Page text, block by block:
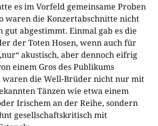
es im Vorfeld gemeinsame Proben
waren die Konzertabschnitte nicht
gut abgestimmt. Einmal gab es die
der Toten Hosen, wenn auch für
akustisch, aber dennoch eifrig
einem Gros des Publikums
waren die Well-Brüder nicht nur mit
Tänzen wie etwa einem
Irischem an der Reihe, sondern
gesellschaftskritisch mit